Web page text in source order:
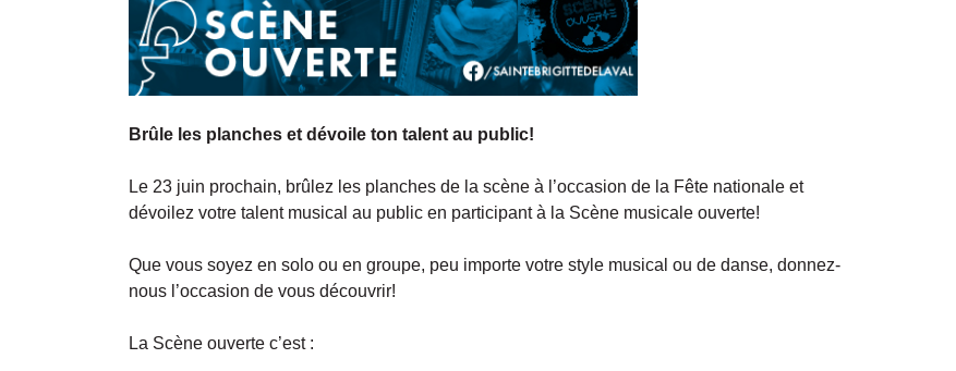
Brûle les planches et dévoile ton talent au public!
Le 23 juin prochain, brûlez les planches de la scène à l’occasion de la Fête nationale et
dévoilez votre talent musical au public en participant à la Scène musicale ouverte!
Que vous soyez en solo ou en groupe, peu importe votre style musical ou de danse, donnez-
nous l’occasion de vous découvrir!
La Scène ouverte c’est :